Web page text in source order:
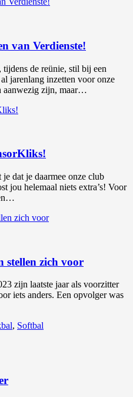
van Verdienste!
de reünie, stil bij een
jarenlang inzetten voor onze
aanwezig zijn, maar…
dat je daarmee onze club
jou helemaal niets extra’s! Voor
stellen zich voor
zijn laatste jaar als voorzitter
iets anders. Een opvolger was
, Softbal